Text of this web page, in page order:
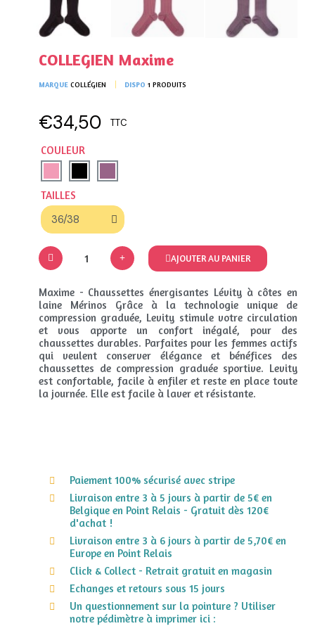
COLLEGIEN Maxime
MARQUE COLLÉGIEN DISPO 1 PRODUITS
€34,50 TTC
COULEUR
TAILLES
AJOUTER AU PANIER
Maxime - Chaussettes énergisantes Lévity à côtes en
laine Mérinos Grâce à la technologie unique de
compression graduée, Levity stimule votre circulation
et vous apporte un confort inégalé, pour des
chaussettes durables. Parfaites pour les femmes actifs
qui veulent conserver élégance et bénéfices des
chaussettes de compression graduée sportive. Levity
est confortable, facile à enfiler et reste en place toute
la journée. Elle est facile à laver et résistante.
Paiement 100% sécurisé avec stripe
Livraison entre 3 à 5 jours à partir de 5€ en
Belgique en Point Relais - Gratuit dès 120€
d'achat !
Livraison entre 3 à 6 jours à partir de 5,70€ en
Europe en Point Relais
Click & Collect - Retrait gratuit en magasin
Echanges et retours sous 15 jours
Un questionnement sur la pointure ? Utiliser
notre pédimètre à imprimer ici :